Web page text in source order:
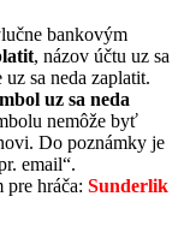
bankovým
, názov účtu uz sa
sa neda zaplatit.
uz sa neda
nemôže byť
Do poznámky je
email“.
pre hráča: Sunderlik